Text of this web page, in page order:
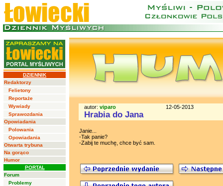
DZIENNIK
Redaktorzy
Felietony
Reportaże
Wywiady
Sprawozdania
Opowiadania
Polowania
Opowiadania
Otwarta trybuna
Na gorąco
Humor
PORTAL
Forum
Problemy
autor: viparo 12-05-2013
Hrabia do Jana
Janie...
-Tak panie?
-Zabij te muchę, chce być sam.